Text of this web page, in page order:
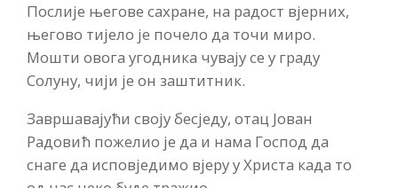
Послије његове сахране, на радост вјерних,
његово тијело је почело да точи миро.
Мошти овога угодника чувају се у граду
Солуну, чији је он заштитник.
Завршавајући своју бесједу, отац Јован
Радовић пожелио је да и нама Господ да
снаге да исповједимо вјеру у Христа када то